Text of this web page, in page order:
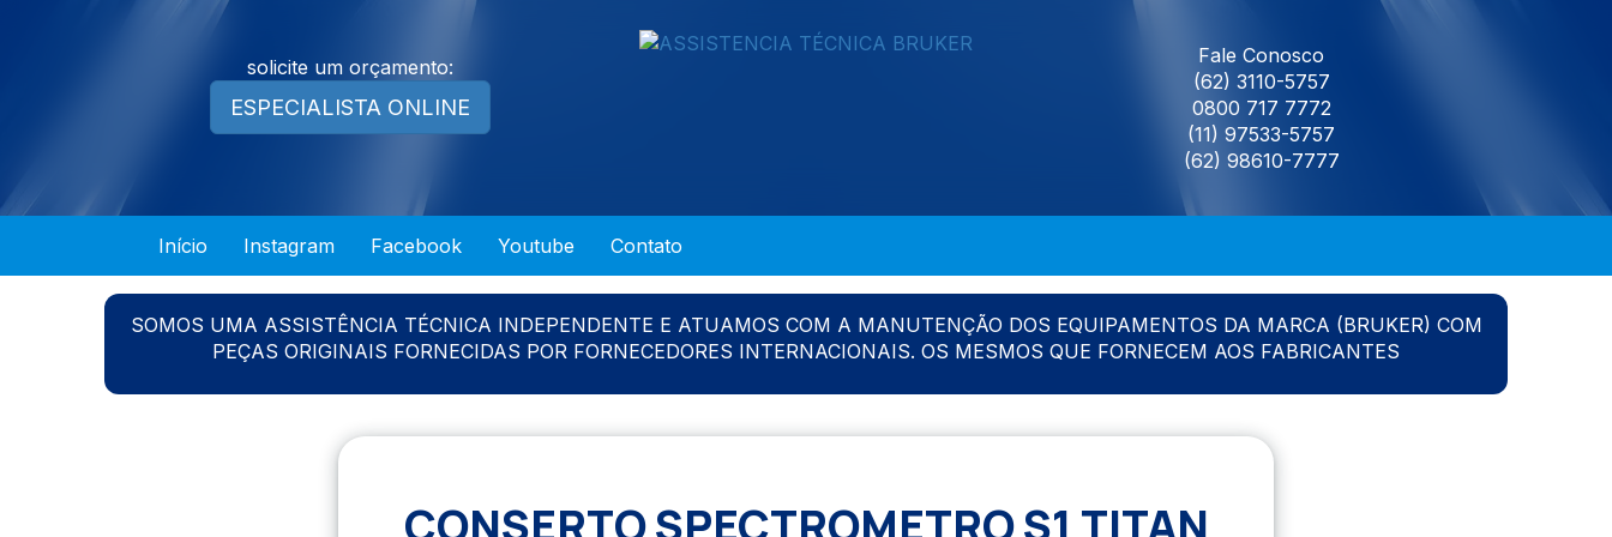
solicite um orçamento:
ESPECIALISTA ONLINE
Fale Conosco
(62) 3110-5757
0800 717 7772
(11) 97533-5757
(62) 98610-7777
Início Instagram Facebook Youtube Contato
SOMOS UMA ASSISTÊNCIA TÉCNICA INDEPENDENTE E ATUAMOS COM A MANUTENÇÃO DOS EQUIPAMENTOS DA MARCA (BRUKER) COM
PEÇAS ORIGINAIS FORNECIDAS POR FORNECEDORES INTERNACIONAIS. OS MESMOS QUE FORNECEM AOS FABRICANTES